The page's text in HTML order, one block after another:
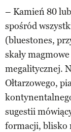
– Kamień 80
spośród
(bluestones,
skały
megalitycznej.
Ołtarzowego,
sugestii
formacji, blisko